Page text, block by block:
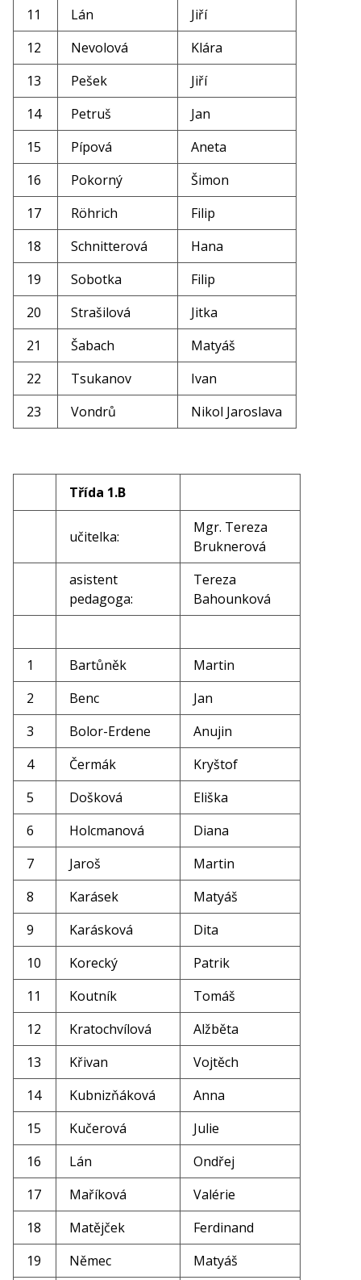
11
Lán
Jiří
12
Nevolová
Klára
13
Pešek
Jiří
14
Petruš
Jan
15
Pípová
Aneta
16
Pokorný
Šimon
17
Röhrich
Filip
18
Schnitterová
Hana
19
Sobotka
Filip
20
Strašilová
Jitka
21
Šabach
Matyáš
22
Tsukanov
Ivan
23
Vondrů Nikol Jaroslava
Třída 1.B
učitelka:
Mgr. Tereza
Bruknerová
asistent
pedagoga:
Tereza
Bahounková
1 Bartůněk
Martin
2
Benc
Jan
3
Bolor-Erdene
Anujin
4
Čermák
Kryštof
5
Došková
Eliška
6
Holcmanová
Diana
7
Jaroš
Martin
8
Karásek
Matyáš
9
Karásková
Dita
10
Korecký
Patrik
11
Koutník
Tomáš
12
Kratochvílová
Alžběta
13
Křivan
Vojtěch
14
Kubnizňáková
Anna
15
Kučerová
Julie
16
Lán
Ondřej
17
Maříková
Valérie
18
Matějček
Ferdinand
19
Němec Matyáš